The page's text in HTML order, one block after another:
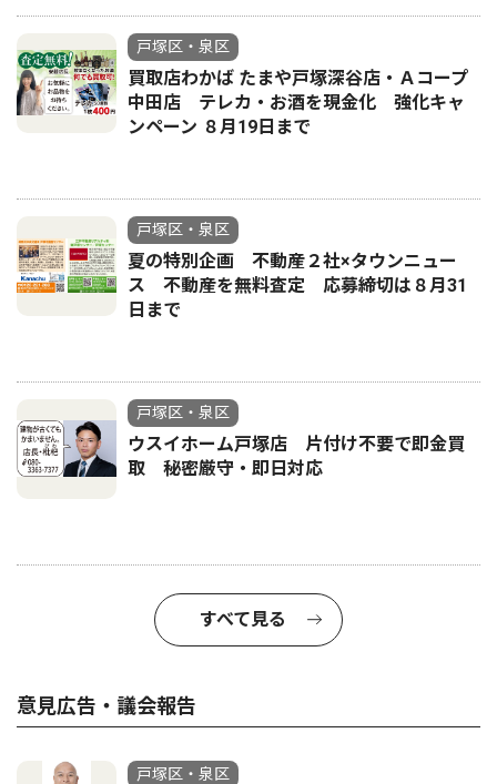
戸塚区・泉区
買取店わかば たまや戸塚深谷店・Ａコープ
中田店 テレカ・お酒を現金化 強化キャ
ンペーン ８月19日まで
戸塚区・泉区
夏の特別企画 不動産２社×タウンニュー
ス 不動産を無料査定 応募締切は８月31
日まで
戸塚区・泉区
ウスイホーム戸塚店 片付け不要で即金買
取 秘密厳守・即日対応
すべて見る
意見広告・議会報告
戸塚区・泉区